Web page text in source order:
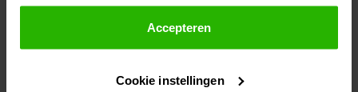
Als je op "Accepteer" klikt, dan geef je Voordeeluitjes.nl
toestemming om cookies voor social media en
gepersonaliseerde advertenties te plaatsen.
Lees hier meer over in onsprivacybeleid
Accepteren
Cookie instellingen